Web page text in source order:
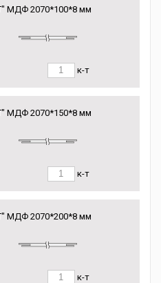
МДФ 2070*100*8 мм
к-т
МДФ 2070*150*8 мм
к-т
МДФ 2070*200*8 мм
к-т